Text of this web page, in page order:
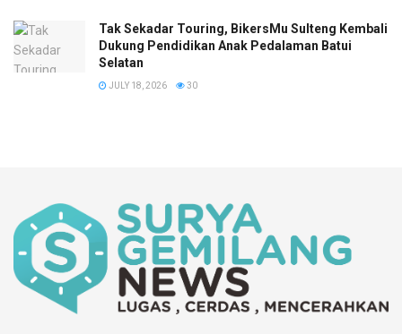
Tak Sekadar Touring, BikersMu Sulteng Kembali
Dukung Pendidikan Anak Pedalaman Batui
Selatan
JULY 18, 2026 30